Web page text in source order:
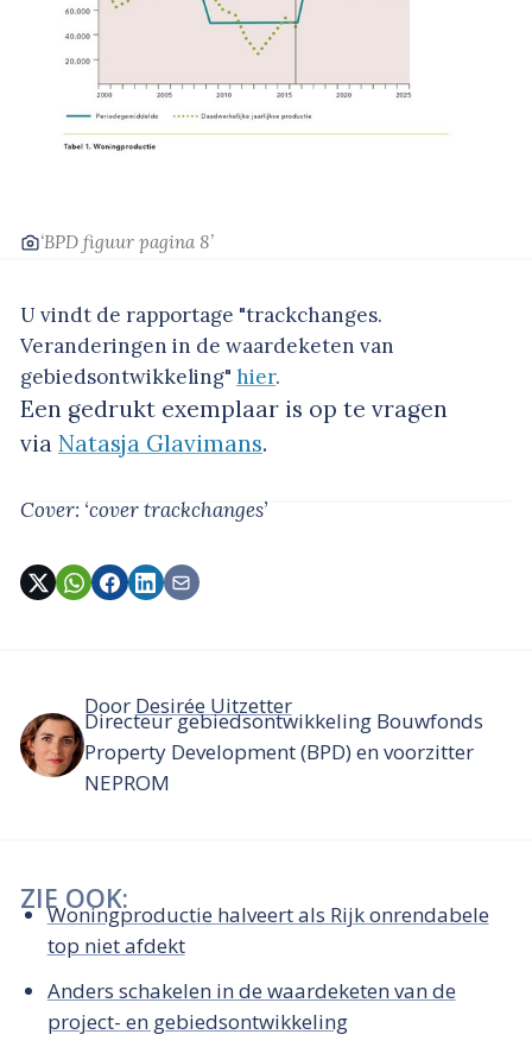
‘BPD figuur pagina 8’
U vindt de rapportage "trackchanges.
Veranderingen in de waardeketen van
gebiedsontwikkeling" hier.
Een gedrukt exemplaar is op te vragen
via Natasja Glavimans.
Cover: ‘cover trackchanges’
Door Desirée Uitzetter
Directeur gebiedsontwikkeling Bouwfonds
Property Development (BPD) en voorzitter
NEPROM
ZIE OOK:
Woningproductie halveert als Rijk onrendabele
top niet afdekt
Anders schakelen in de waardeketen van de
project- en gebiedsontwikkeling